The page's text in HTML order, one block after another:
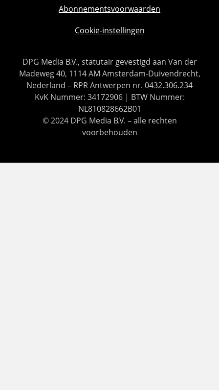
Abonnementsvoorwaarden
Cookie-instellingen
DPG Media B.V., statutair gevestigd aan Van der
Madeweg 40, 1114 AM Amsterdam-Duivendrecht,
Nederland – RPR Antwerpen nr. 0432.306.234
KvK Nummer: 34172906 | BTW Nummer:
NL810828662B01
© 2024 DPG Media B.V. – alle rechten
voorbehouden